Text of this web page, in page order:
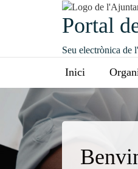
Portal
Seu electrònica de
Inici